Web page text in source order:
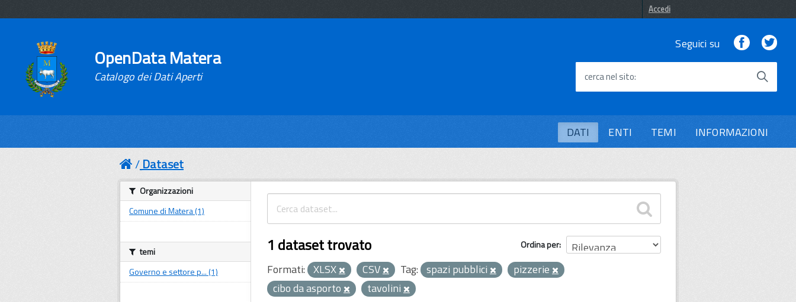
Accedi
OpenData Matera
Catalogo dei Dati Aperti
Seguici su Facebook
cerca nel sito
DATI ENTI TEMI INFORMAZIONI
Dataset
Ordina per
1 dataset trovato
Formati: XLSX CSV Tag: spazi pubblici
pizzerie
cibo da asporto
tavolini
Organizzazioni
Comune di Matera (1)
temi
Governo e settore p... (1)